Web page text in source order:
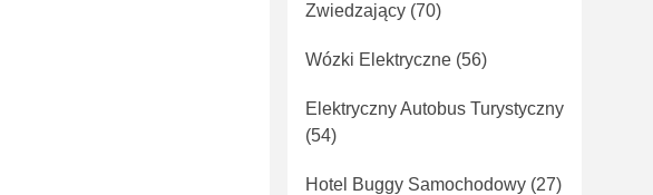
Zwiedzający (70)
Wózki Elektryczne (56)
Elektryczny Autobus Turystyczny
(54)
Hotel Buggy Samochodowy (27)